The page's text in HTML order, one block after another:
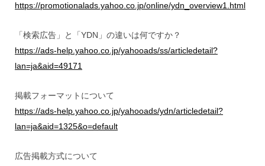
https://promotionalads.yahoo.co.jp/online/ydn_overview1.html
「検索広告」と「YDN」の違いは何ですか？
https://ads-help.yahoo.co.jp/yahooads/ss/articledetail?
lan=ja&aid=49171
掲載フォーマットについて
https://ads-help.yahoo.co.jp/yahooads/ydn/articledetail?
lan=ja&aid=1325&o=default
広告掲載方式について